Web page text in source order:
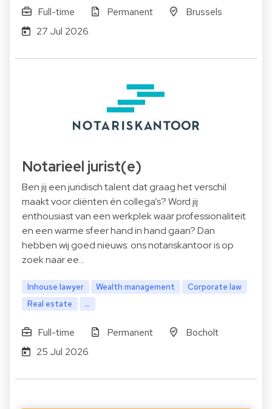
Full-time Permanent
Brussels
27 Jul 2026
Notarieel jurist(e)
Ben jij een juridisch talent dat graag het verschil
maakt voor cliënten én collega’s? Word jij
enthousiast van een werkplek waar professionaliteit
en een warme sfeer hand in hand gaan? Dan
hebben wij goed nieuws: ons notariskantoor is op
zoek naar ee…
Inhouse lawyer Wealth management
Corporate law
Real estate
...
Full-time Permanent
Bocholt
25 Jul 2026